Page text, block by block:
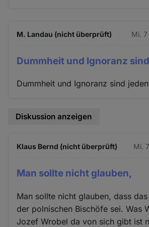
M. Landau (nicht überprüft) Mi.
Dummheit und Ignoranz sind
Dummheit und Ignoranz sind
Diskussion anzeigen
Klaus Bernd (nicht überprüft) Mi.
Man sollte nicht glauben,
Man sollte nicht glauben, dass
der polnischen Bischöfe sei. Was
Jozef Wrobel da von sich gibt ist